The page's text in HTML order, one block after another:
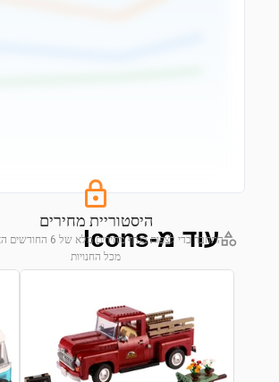
היסטוריית מחירים
התחבר כדי לצפות בגרף מחירים
מכל החנויות
עוד מ-Icons